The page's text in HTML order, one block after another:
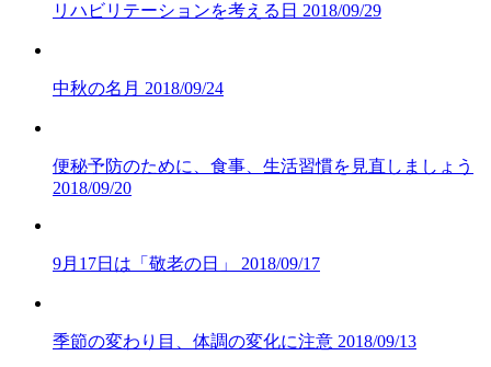
リハビリテーションを考える日 2018/09/29
中秋の名月 2018/09/24
便秘予防のために、食事、生活習慣を見直しましょう
2018/09/20
9月17日は「敬老の日」 2018/09/17
季節の変わり目、体調の変化に注意 2018/09/13